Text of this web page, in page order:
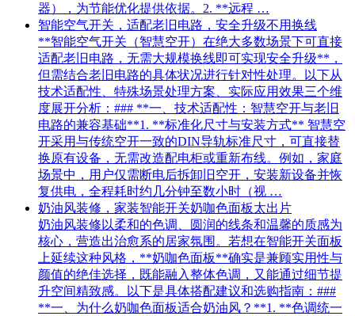
器），为节能优化提供依据。2. **远程 …
智能空气开关，适配老旧电路，安全升级不用换线
**智能空气开关（智慧空开）在绝大多数场景下可直接
适配老旧电路，无需大规模换线即可实现安全升级**，
但需结合老旧电路的具体状况进行针对性处理。以下从
技术适配性、特殊场景处理方案、实际应用效果三个维
度展开分析：### **一、技术适配性：智慧空开与老旧
电路的兼容基础**1. **标准化尺寸与安装方式** 智慧空
开采用与传统空开一致的DIN导轨标准尺寸，可直接替
换原有设备，无需改造配电柜或重新布线。例如，家庭
场景中，用户仅需断电后拆卸旧空开，安装新设备并恢
复供电，全程耗时约几分钟至数小时（视 …
奶油风装修，家装智能开关奶咖色面板太出片
奶油风装修以柔和的色调、圆润的线条和温馨的质感为
核心，营造出治愈系的居家氛围。若想在智能开关面板
上延续这种风格，**奶咖色面板**确实是兼顾实用性与
颜值的绝佳选择，既能融入整体色调，又能通过细节提
升空间精致感。以下是具体搭配建议和选购指南：###
**一、为什么奶咖色面板适合奶油风？**1. **色调统一